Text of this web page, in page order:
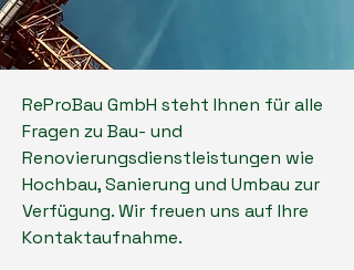
ReProBau GmbH steht Ihnen für alle
Fragen zu Bau- und
Renovierungsdienstleistungen wie
Hochbau, Sanierung und Umbau zur
Verfügung. Wir freuen uns auf Ihre
Kontaktaufnahme.